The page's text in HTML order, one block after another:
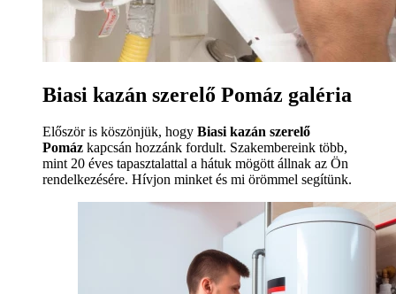
Biasi kazán szerelő Pomáz galéria
Először is köszönjük, hogy Biasi kazán szerelő
Pomáz kapcsán hozzánk fordult. Szakembereink több,
mint 20 éves tapasztalattal a hátuk mögött állnak az Ön
rendelkezésére. Hívjon minket és mi örömmel segítünk.